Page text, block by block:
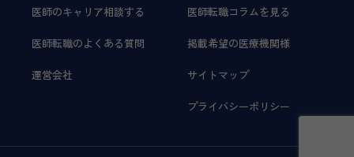
医師のキャリア相談する 医師転職コラムを見る
医師転職のよくある質問 掲載希望の医療機関様
運営会社 サイトマップ
プライバシーポリシー